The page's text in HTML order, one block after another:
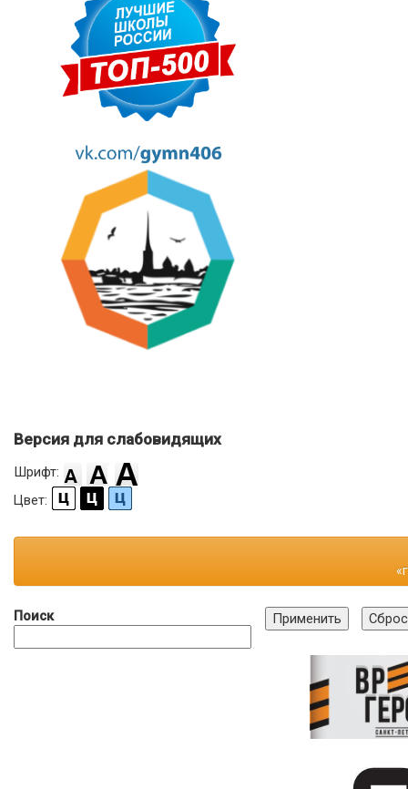
Версия для слабовидящих
Шрифт:
Цвет:
Поиск